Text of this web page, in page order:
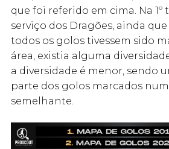
que foi referido em cima. Na 1º
serviço dos Dragões, ainda
todos os golos tivessem sido
área, existia alguma
a diversidade é menor, sendo
parte dos golos marcados
semelhante.